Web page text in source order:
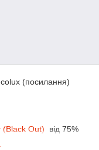
(посилання)
(Black Out) від 75%